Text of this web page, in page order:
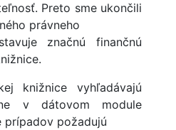
Preto sme ukončili
právneho
značnú finančnú
knižnice vyhľadávajú
v dátovom module
prípadov požadujú